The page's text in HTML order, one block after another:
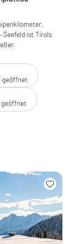
Seefeld ist Tirols
geöffnet
geöffnet